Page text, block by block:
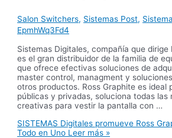
Salon Switchers, Sistemas Post,
EpmhWq3Fd4
Sistemas Digitales, compañía que dirige
es el gran distribuidor de la familia de
que ofrece efectivas soluciones de
master control, managment y
otros productos. Ross Graphite es ideal
públicas y privadas, soluciona todas las
creativas para vestir la pantalla con …
SISTEMAS Digitales promueve Ross
Todo en Uno Leer más »